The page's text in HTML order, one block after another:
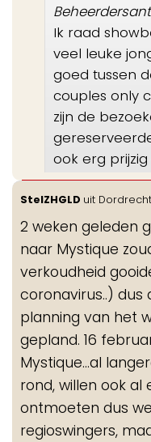
Ik raad
veel leuke
goed tussen
couples only
zijn de
ook erg
StelZHGLD uit Dordrecht
2 weken geleden
naar Mystique
verkoudheid
coronavirus..)
planning van het
gepland. 16
Mystique...al
rond, willen ook al
ontmoeten dus
regioswingers,